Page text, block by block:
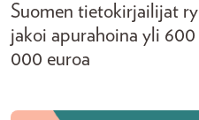
Suomen tietokirjailijat ry
jakoi apurahoina yli 600
000 euroa